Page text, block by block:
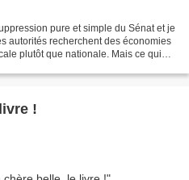
pure et simple du Sénat et je
autorités recherchent des économies
plutôt que nationale. Mais ce qui
!